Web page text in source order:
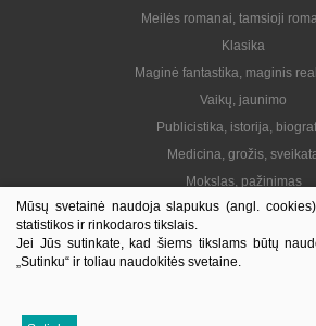
Meilės romanai, tamsioji
Klasika
Maginė fantastika, maginis
Vaikų, jaunimo
Publicistika, istorija,
Medicina, grožis,
Mokslas, pažinimas
Praktinė, gyvenimo
Lietuvių autoriai
El. knygos
Mūsų svetainė naudoja slapukus (angl.
statistikos ir rinkodaros tikslais.
Jei Jūs sutinkate, kad šiems tikslams būtų
„Sutinku“ ir toliau naudokitės svetaine.